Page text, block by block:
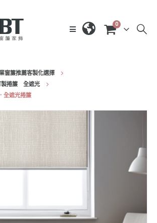
0
窗簾推薦客製化選擇
捲簾 全遮光
全遮光捲簾